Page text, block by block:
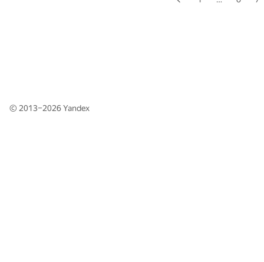
© 2013–2026Yandex